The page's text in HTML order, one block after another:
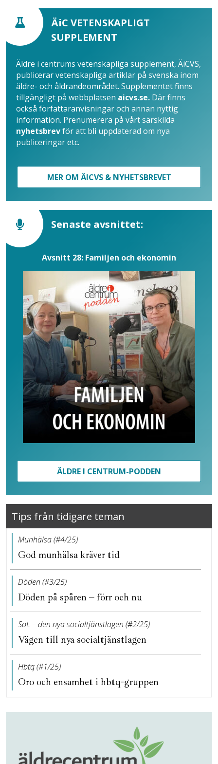
ÄiC VETENSKAPLIGT
SUPPLEMENT
Äldre i centrums vetenskapliga supplement, ÄiCVS,
publicerar vetenskapliga artiklar på svenska inom
äldre- och åldrandeområdet. Supplementet finns
tillgängligt på webbplatsen aicvs.se. Där finns
också författaranvisningar och annan nyttig
information. Prenumerera på vårt särskilda
nyhetsbrevför att bli uppdaterad om nya
publiceringar etc.
MER OM ÄICVS & NYHETSBREVET
Senaste avsnittet:
Avsnitt 28: Familjen och ekonomin
ÄLDRE I CENTRUM-PODDEN
Tips från tidigare teman
Munhälsa (#4/25)
God munhälsa kräver tid
Döden (#3/25)
Döden på spåren – förr och nu
SoL – den nya socialtjänstlagen (#2/25)
Vägen till nya socialtjänstlagen
Hbtq (#1/25)
Oro och ensamhet i hbtq-gruppen